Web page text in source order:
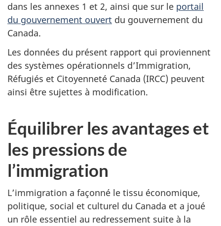
dans les annexes 1 et 2, ainsi que sur le portail
du gouvernement ouvert du gouvernement du
Canada.
Les données du présent rapport qui proviennent
des systèmes opérationnels d’Immigration,
Réfugiés et Citoyenneté Canada (IRCC) peuvent
ainsi être sujettes à modification.
Équilibrer les avantages et
les pressions de
l’immigration
L’immigration a façonné le tissu économique,
politique, social et culturel du Canada et a joué
un rôle essentiel au redressement suite à la